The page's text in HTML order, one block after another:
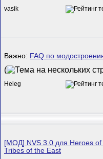
vasik
Важно: FAQ по
(
Heleg
[МОД] NVS 3.0 для Heroes of
Tribes of the East